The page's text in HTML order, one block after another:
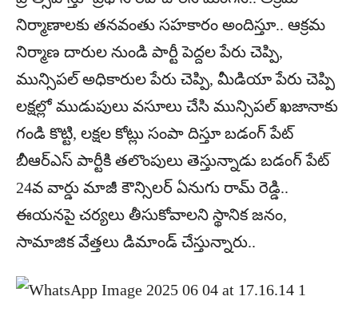
నిర్మాణాలకు తనవంతు సహకారం అందిస్తూ.. ఆక్రమ
నిర్మాణ దారుల నుండి పార్టీ పెద్దల పేరు చెప్పి,
మున్సిపల్‌ అధికారుల పేరు చెప్పి, మీడియా పేరు చెప్పి
లక్షల్లో ముడుపులు వసూలు చేసి మున్సిపల్‌ ఖజానాకు
గండి కొట్టి, లక్షల కోట్లు సంపా దిస్తూ బడంగ్‌ పేట్‌
బీఆర్‌ఎస్‌ పార్టీకి తలొంపులు తెస్తున్నాడు బడంగ్‌ పేట్‌
24వ వార్డు మాజీ కౌన్సిలర్‌ ఏనుగు రామ్‌ రెడ్డి..
ఈయనపై చర్యలు తీసుకోవాలని స్థానిక జనం,
సామాజిక వేత్తలు డిమాండ్‌ చేస్తున్నారు..